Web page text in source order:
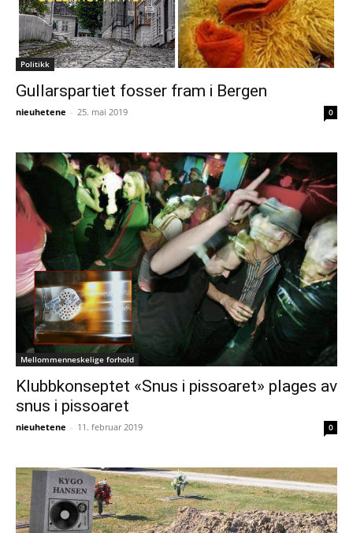
Politikk
Gullarspartiet fosser fram i Bergen
nieuhetene - 25. mai 2019 0
Mellommenneskelige forhold
Klubbkonseptet «Snus i pissoaret» plages av
snus i pissoaret
nieuhetene - 11. februar 2019 0